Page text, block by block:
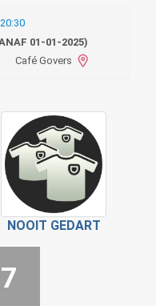
01-01-2025)
Café Govers
NOOIT GEDART
7